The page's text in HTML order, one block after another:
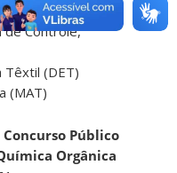
de Controle,
Têxtil (DET)
(MAT)
Público
Orgânica